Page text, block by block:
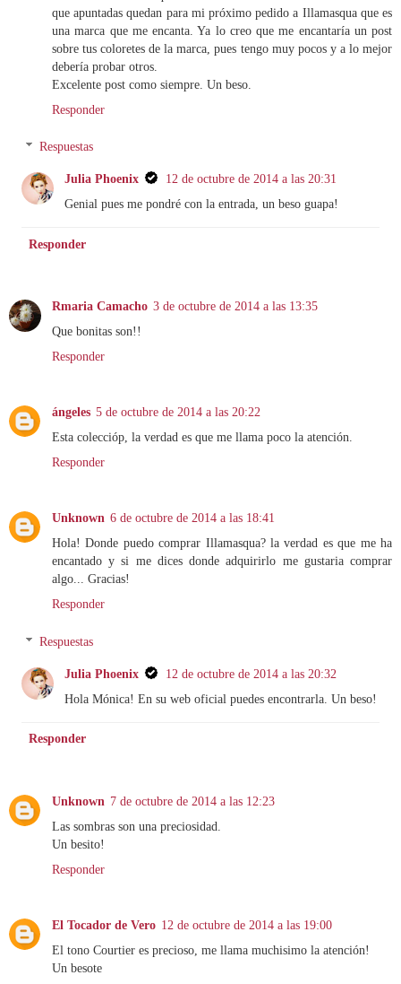
que apuntadas quedan para mi próximo pedido a Illamasqua que es
una marca que me encanta. Ya lo creo que me encantaría un post
sobre tus coloretes de la marca, pues tengo muy pocos y a lo mejor
debería probar otros.
Excelente post como siempre. Un beso.
Responder
Respuestas
Julia Phoenix
12 de octubre de 2014 a las 20:31
Genial pues me pondré con la entrada, un beso guapa!
Responder
Rmaria Camacho 3 de octubre de 2014 a las 13:35
Que bonitas son!!
Responder
ángeles 5 de octubre de 2014 a las 20:22
Esta coleccióp, la verdad es que me llama poco la atención.
Responder
Unknown 6 de octubre de 2014 a las 18:41
Hola! Donde puedo comprar Illamasqua? la verdad es que me ha
encantado y si me dices donde adquirirlo me gustaria comprar
algo... Gracias!
Responder
Respuestas
Julia Phoenix
12 de octubre de 2014 a las 20:32
Hola Mónica! En su web oficial puedes encontrarla. Un beso!
Responder
Unknown 7 de octubre de 2014 a las 12:23
Las sombras son una preciosidad.
Un besito!
Responder
El Tocador de Vero 12 de octubre de 2014 a las 19:00
El tono Courtier es precioso, me llama muchisimo la atención!
Un besote